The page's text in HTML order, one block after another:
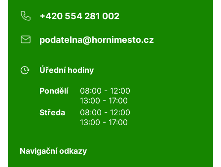
+420 554 281 002
podatelna@hornimesto.cz
Úřední hodiny
Pondělí
08:00 - 12:00
13:00 - 17:00
Středa
08:00 - 12:00
13:00 - 17:00
Navigační odkazy